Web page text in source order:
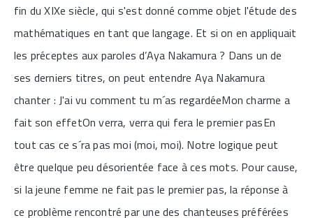
fin du XIXe siècle, qui s'est donné comme objet l'étude des
mathématiques en tant que langage. Et si on en appliquait
les préceptes aux paroles d’Aya Nakamura ? Dans un de
ses derniers titres, on peut entendre Aya Nakamura
chanter : J'ai vu comment tu m´as regardéeMon charme a
fait son effetOn verra, verra qui fera le premier pasEn
tout cas ce s´ra pas moi (moi, moi). Notre logique peut
être quelque peu désorientée face à ces mots. Pour cause,
si la jeune femme ne fait pas le premier pas, la réponse à
ce problème rencontré par une des chanteuses préférées